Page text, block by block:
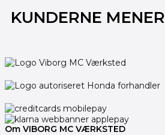
KUNDERNE MENER
Om VIBORG MC VÆRKSTED